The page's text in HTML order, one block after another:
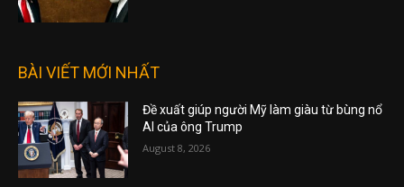
BÀI VIẾT MỚI NHẤT
Đề xuất giúp người Mỹ làm giàu từ bùng nổ
AI của ông Trump
August 8, 2026